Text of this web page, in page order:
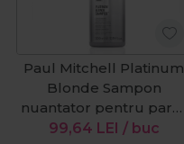
Paul Mitchell Platinum
Blonde Sampon
nuantator pentru parul
blond platinat 300 ml
99,64 LEI / buc